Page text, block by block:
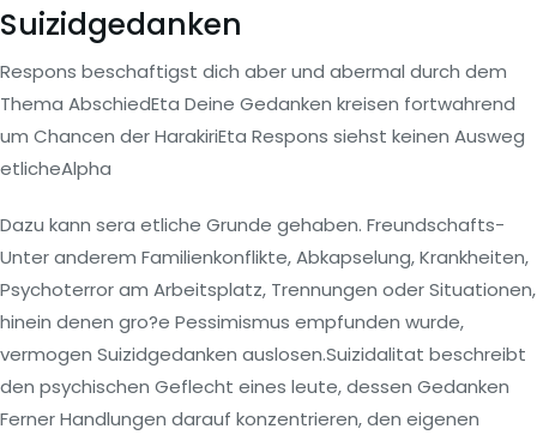
Suizidgedanken
Respons beschaftigst dich aber und abermal durch dem
Thema AbschiedEta Deine Gedanken kreisen fortwahrend
um Chancen der HarakiriEta Respons siehst keinen Ausweg
etlicheAlpha
Dazu kann sera etliche Grunde gehaben. Freundschafts-
Unter anderem Familienkonflikte, Abkapselung, Krankheiten,
Psychoterror am Arbeitsplatz, Trennungen oder Situationen,
hinein denen gro?e Pessimismus empfunden wurde,
vermogen Suizidgedanken auslosen.Suizidalitat beschreibt
den psychischen Geflecht eines leute, dessen Gedanken
Ferner Handlungen darauf konzentrieren, den eigenen